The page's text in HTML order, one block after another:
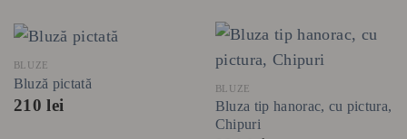
BLUZE
Bluză pictată
210lei
BLUZE
Bluza tip hanorac, cu pictura,
Chipuri